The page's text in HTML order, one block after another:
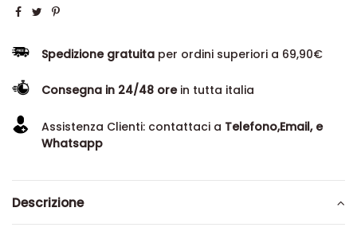
Spedizione gratuita per ordini superiori a 69,90€
Consegna in 24/48 orein tutta italia
Assistenza Clienti: contattaci a Telefono,Email, e
Whatsapp
Descrizione